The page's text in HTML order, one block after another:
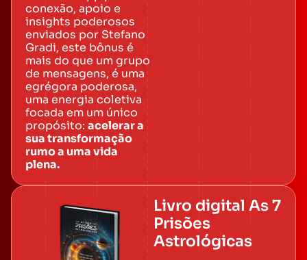
conexão, apoio e
insights poderosos
enviados por Stefano
Gradi, este bônus é
mais do que um grupo
de mensagens, é uma
egrégora poderosa,
uma energia coletiva
focada em um único
propósito: acelerar a
sua transformação
rumo a uma vida
plena.
Livro digital As 7
Prisões
Astrológicas